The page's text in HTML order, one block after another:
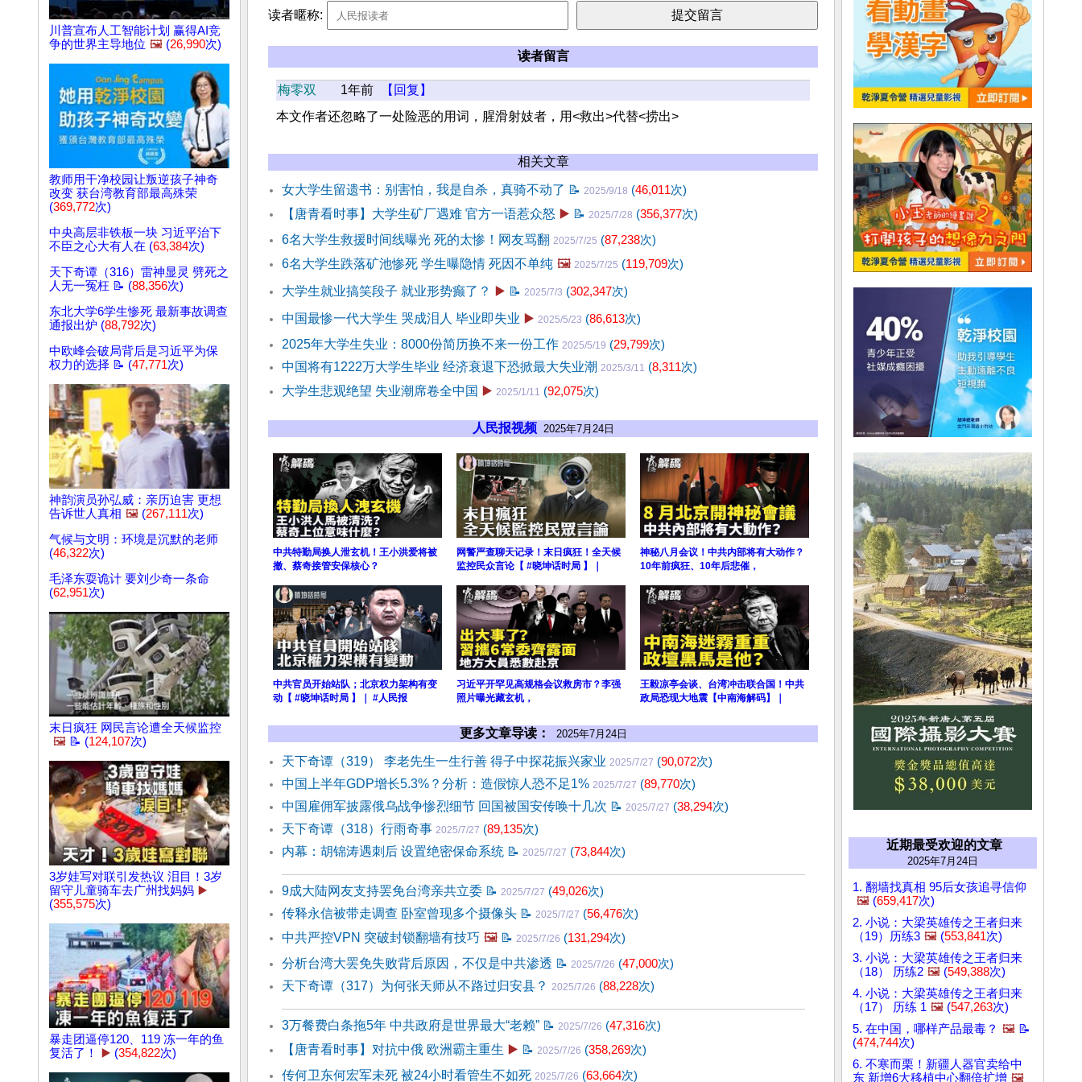
川普宣布人工智能计划 赢得AI竞
争的世界主导地位 🖼️ (26,990次)
教师用干净校园让叛逆孩子神奇
改变 获台湾教育部最高殊荣
(369,772次)
中央高层非铁板一块 习近平治下
不臣之心大有人在 (63,384次)
天下奇谭（316）雷神显灵 劈死之
人无一冤枉 📝 (88,356次)
东北大学6学生惨死 最新事故调查
通报出炉 (88,792次)
中欧峰会破局背后是习近平为保
权力的选择 📝 (47,771次)
神韵演员孙弘威：亲历迫害 更想
告诉世人真相 🖼️ (267,111次)
气候与文明：环境是沉默的老师
(46,322次)
毛泽东耍诡计 要刘少奇一条命
(62,951次)
末日疯狂 网民言论遭全天候监控
🖼️ 📝 (124,107次)
3岁娃写对联引发热议 泪目！3岁
留守儿童骑车去广州找妈妈 ▶️
(355,575次)
暴走团逼停120、119 冻一年的鱼
复活了！
▶️ (354,822次)
读者暱称:
读者留言
梅零双 1年前
【回复】
本文作者还忽略了一处险恶的用词，腥滑射妓者，用<救出>代替<捞出>
相关文章
女大学生留遗书：别害怕，我是自杀，真骑不动了 📝 2025/9/18 (46,011次)
【唐青看时事】大学生矿厂遇难 官方一语惹众怒 ▶️ 📝 2025/7/28 (356,377次)
6名大学生救援时间线曝光 死的太惨！网友骂翻 2025/7/25 (87,238次)
6名大学生跌落矿池惨死 学生曝隐情 死因不单纯 🖼️ 2025/7/25 (119,709次)
大学生就业搞笑段子 就业形势癫了？ ▶️ 📝 2025/7/3 (302,347次)
中国最惨一代大学生 哭成泪人 毕业即失业 ▶️ 2025/5/23 (86,613次)
2025年大学生失业：8000份简历换不来一份工作 2025/5/19 (29,799次)
中国将有1222万大学生毕业 经济衰退下恐掀最大失业潮 2025/3/11 (8,311次)
大学生悲观绝望 失业潮席卷全中国 ▶️ 2025/1/11 (92,075次)
人民报视频 2025年7月24日
中共特勤局换人泄玄机！王小洪爱将被
撤、蔡奇接管安保核心？
网警严查聊天记录！末日疯狂！全天候
监控民众言论【 #晓坤话时局 】｜
神秘八月会议！中共内部将有大动作？
10年前疯狂、10年后悲催，
中共官员开始站队；北京权力架构有变
动【 #晓坤话时局 】｜ #人民报
习近平开罕见高规格会议救房市？李强
照片曝光藏玄机，
王毅凉亭会谈、台湾冲击联合国！中共
政局恐现大地震【中南海解码】｜
更多文章导读： 2025年7月24日
天下奇谭（319） 李老先生一生行善 得子中探花振兴家业 2025/7/27 (90,072次)
中国上半年GDP增长5.3%？分析：造假惊人恐不足1% 2025/7/27 (89,770次)
中国雇佣军披露俄乌战争惨烈细节 回国被国安传唤十几次 📝 2025/7/27 (38,294次)
天下奇谭（318）行雨奇事 2025/7/27 (89,135次)
内幕：胡锦涛遇刺后 设置绝密保命系统 📝 2025/7/27 (73,844次)
9成大陆网友支持罢免台湾亲共立委 📝 2025/7/27 (49,026次)
传释永信被带走调查 卧室曾现多个摄像头 📝 2025/7/27 (56,476次)
中共严控VPN 突破封锁翻墙有技巧 🖼️ 📝 2025/7/26 (131,294次)
分析台湾大罢免失败背后原因，不仅是中共渗透 📝 2025/7/26 (47,000次)
天下奇谭（317）为何张天师从不路过归安县？ 2025/7/26 (88,228次)
3万餐费白条拖5年 中共政府是世界最大“老赖” 📝 2025/7/26 (47,316次)
【唐青看时事】对抗中俄 欧洲霸主重生 ▶️ 📝 2025/7/26 (358,269次)
传何卫东何宏军未死 被24小时看管生不如死 2025/7/26 (63,664次)
近期最受欢迎的文章
2025年7月24日
1. 翻墙找真相 95后女孩追寻信仰
🖼️ (659,417次)
2. 小说：大梁英雄传之王者归来
（19）历练3 🖼️ (553,841次)
3. 小说：大梁英雄传之王者归来
（18） 历练2 🖼️ (549,388次)
4. 小说：大梁英雄传之王者归来
（17） 历练 1 🖼️ (547,263次)
5. 在中国，哪样产品最毒？ 🖼️ 📝
(474,744次)
6. 不寒而栗！新疆人器官卖给中
东 新增6大移植中心翻倍扩增 🖼️